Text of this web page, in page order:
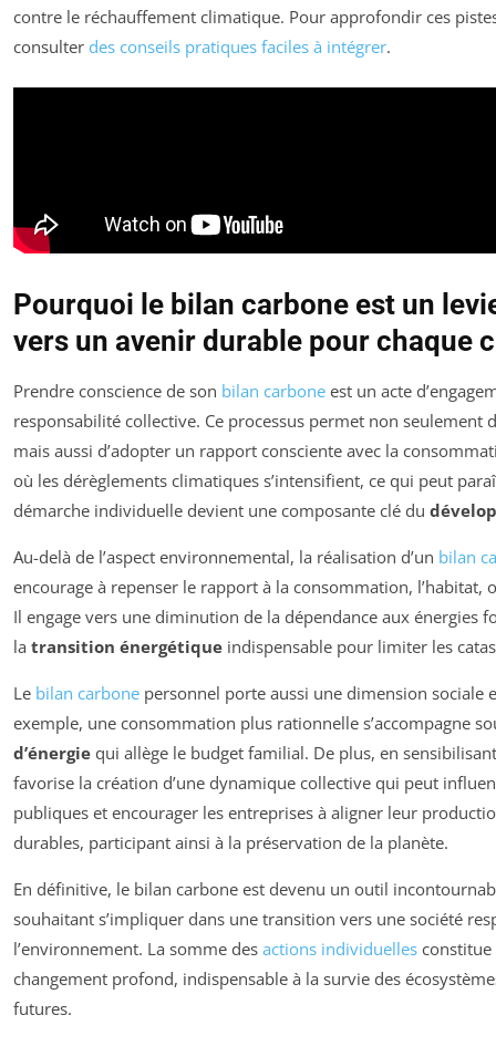
contre le réchauffement climatique. Pour approfondir ces
consulter des conseils pratiques faciles à intégrer.
Pourquoi le bilan carbone est un
vers un avenir durable pour chaque
Prendre conscience de son bilan carbone est un acte
responsabilité collective. Ce processus permet non seulement
mais aussi d’adopter un rapport consciente avec la
où les dérèglements climatiques s’intensifient, ce qui peut
démarche individuelle devient une composante clé du
Au-delà de l’aspect environnemental, la réalisation d’un bilan
encourage à repenser le rapport à la consommation, l’habitat,
Il engage vers une diminution de la dépendance aux énergies
la transition énergétique indispensable pour limiter les
Le bilan carbone personnel porte aussi une dimension sociale
exemple, une consommation plus rationnelle s’accompagne
d’énergie qui allège le budget familial. De plus, en
favorise la création d’une dynamique collective qui peut
publiques et encourager les entreprises à aligner leur
durables, participant ainsi à la préservation de la planète.
En définitive, le bilan carbone est devenu un outil
souhaitant s’impliquer dans une transition vers une société
l’environnement. La somme des actions individuelles constitue
changement profond, indispensable à la survie des
futures.